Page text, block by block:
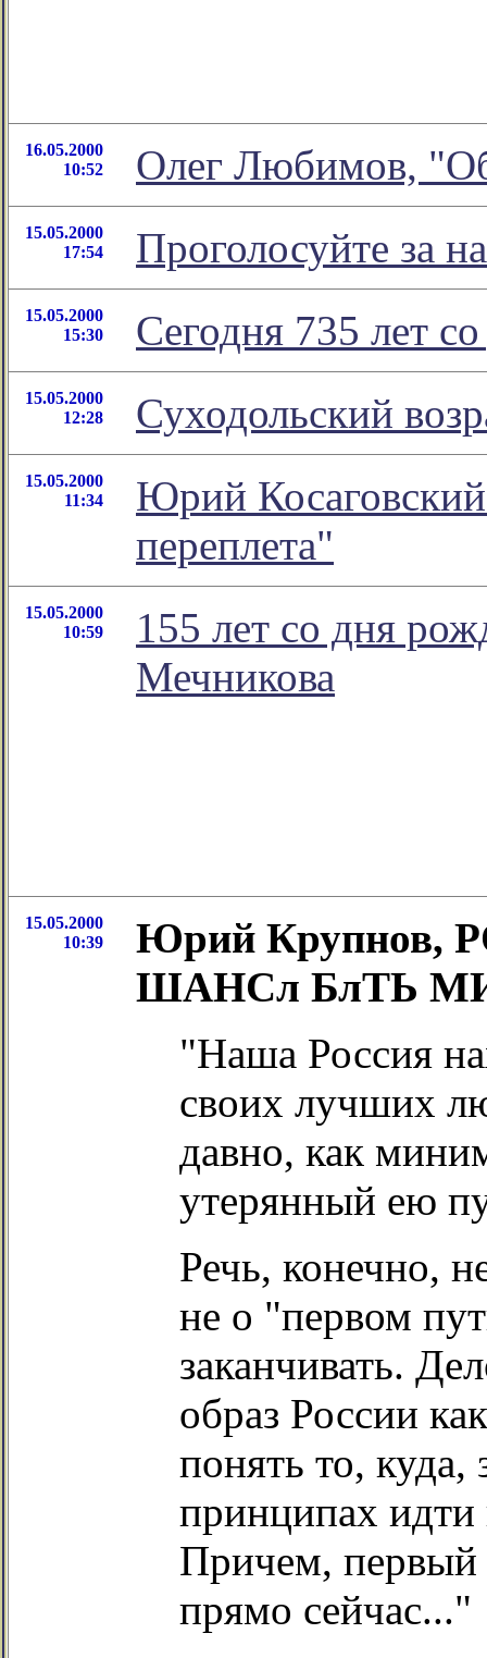
16.05.2000
10:52
Олег Любимов,
15.05.2000
17:54
Проголосуйте за
15.05.2000
15:30
Сегодня 735 лет
15.05.2000
12:28
Суходольский
15.05.2000
11:34
Юрий Косаговский
переплета"
15.05.2000
10:59
155 лет со дня
Мечникова
15.05.2000
10:39
Юрий
ШАНСл БлТЬ
"Наша Россия
своих лучших
давно, как
утерянный ею
Речь, конечно,
не о "первом
заканчивать.
образ России
понять то, куда,
принципах
Причем, первый
прямо сейчас..."